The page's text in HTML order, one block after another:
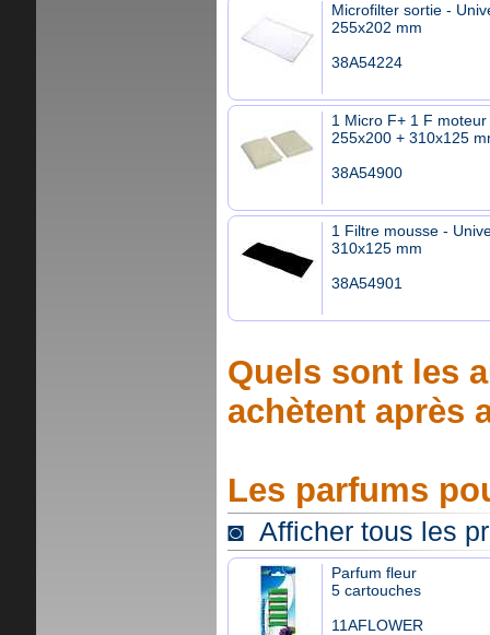
Microfilter sortie -
255x202 mm
38A54224
1 Micro F+ 1 F
255x200 + 310x125
38A54900
1 Filtre mousse -
310x125 mm
38A54901
Quels sont les
achètent après
Les parfums
◙ Afficher tous les
Parfum fleur
5 cartouches
11AFLOWER